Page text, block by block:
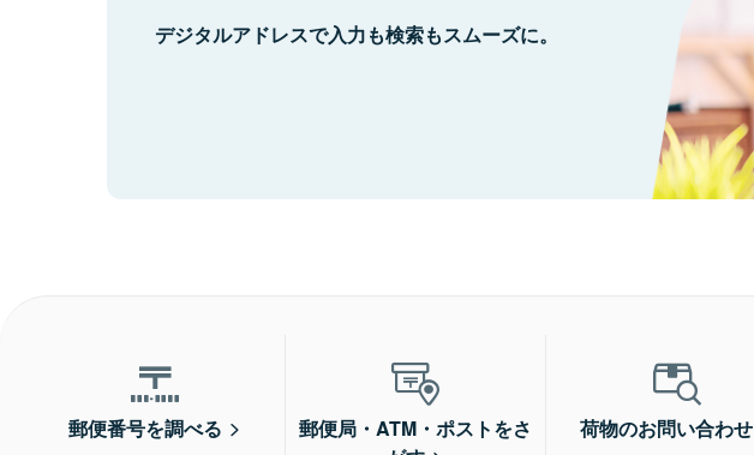
デジタルアドレスで入力も検索もスムーズに。
郵便番号を調べる
郵便局・ATM・ポストをさ
荷物のお問い合わせ